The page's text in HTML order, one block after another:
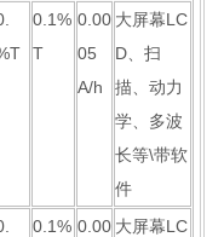
0.1%
T
0.00
05
A/h
大屏幕LC
D、扫
描、动力
学、多波
长等\带软
件
0.1% 0.00 大屏幕LC